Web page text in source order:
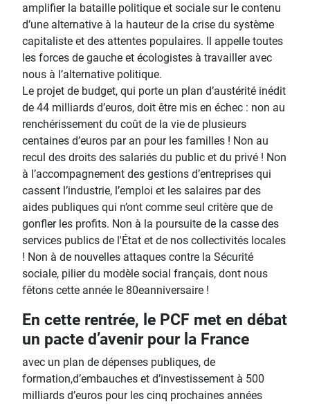
amplifier la bataille politique et sociale sur le contenu
d’une alternative à la hauteur de la crise du système
capitaliste et des attentes populaires. Il appelle toutes
les forces de gauche et écologistes à travailler avec
nous à l’alternative politique.
Le projet de budget, qui porte un plan d’austérité inédit
de 44 milliards d’euros, doit être mis en échec : non au
renchérissement du coût de la vie de plusieurs
centaines d’euros par an pour les familles ! Non au
recul des droits des salariés du public et du privé ! Non
à l’accompagnement des gestions d’entreprises qui
cassent l’industrie, l’emploi et les salaires par des
aides publiques qui n’ont comme seul critère que de
gonfler les profits. Non à la poursuite de la casse des
services publics de l'État et de nos collectivités locales
! Non à de nouvelles attaques contre la Sécurité
sociale, pilier du modèle social français, dont nous
fêtons cette année le 80eanniversaire !
En cette rentrée, le PCF met en débat
un pacte d’avenir pour la France
avec un plan de dépenses publiques, de
formation,d’embauches et d’investissement à 500
milliards d’euros pour les cinq prochaines années